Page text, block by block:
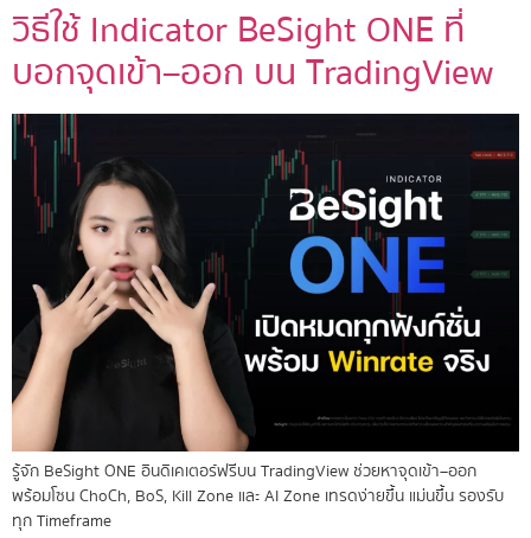
วิธีใช้ Indicator BeSight ONE ที่
บอกจุดเข้า–ออก บน TradingView
รู้จัก BeSight ONE อินดิเคเตอร์ฟรีบน TradingView ช่วยหาจุดเข้า–ออก
พร้อมโซน ChoCh, BoS, Kill Zone และ AI Zone เทรดง่ายขึ้น แม่นขึ้น รองรับ
ทุก Timeframe